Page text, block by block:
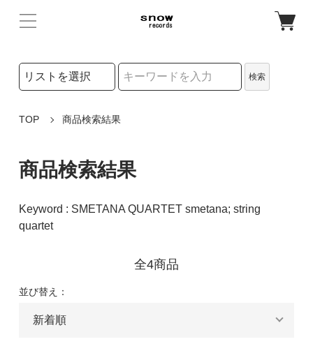
検索リストの選択
検索
TOP 商品検索結果
商品検索結果
Keyword : SMETANA QUARTET smetana; string
quartet
全4商品
並び替え：